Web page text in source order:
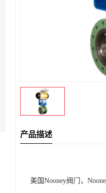
产品描述
美国Nooney阀门，